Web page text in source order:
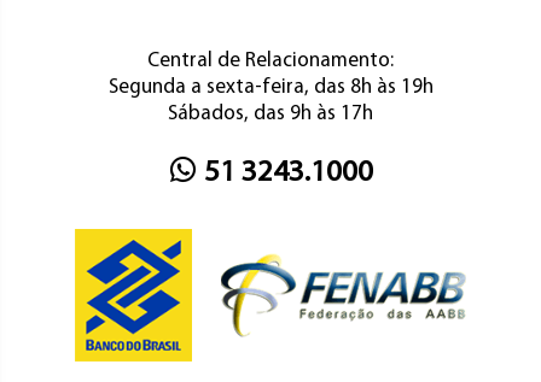
Central de Relacionamento:
Segunda a sexta-feira, das 8h às 19h
Sábados, das 9h às 17h
51 3243.1000